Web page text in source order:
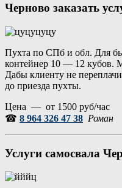
Черново заказать
Пухта по СПб и обл. Для
контейнер 10 — 12 кубов.
Дабы клиенту не
до приезда пухты.
Цена — от 1500 руб/час
☎ 8 964 326 47 38 Роман
Услуги самосвала